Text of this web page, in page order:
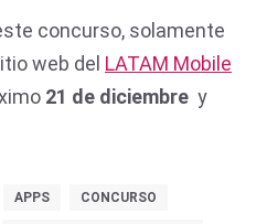
concurso, solamente
web del LATAM Mobile
21 de diciembre y
APPS CONCURSO